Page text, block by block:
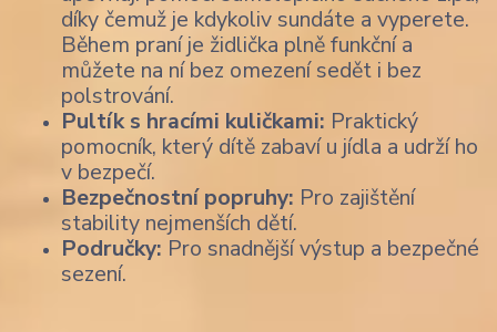
díky čemuž je kdykoliv sundáte a vyperete.
Během praní je židlička plně funkční a
můžete na ní bez omezení sedět i bez
polstrování.
Pultík s hracími kuličkami: Praktický
pomocník, který dítě zabaví u jídla a udrží ho
v bezpečí.
Bezpečnostní popruhy: Pro zajištění
stability nejmenších dětí.
Područky: Pro snadnější výstup a bezpečné
sezení.